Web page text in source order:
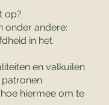
op?
onder andere:
in het
en valkuilen
hiermee om te